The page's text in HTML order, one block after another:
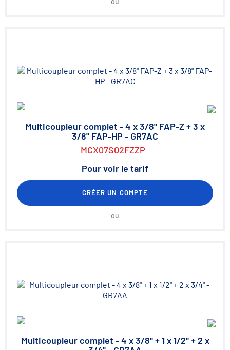
Multicoupleur complet - 4 x 3/8" FAP-Z + 3 x
3/8" FAP-HP - GR7AC
MCX07S02FZZP
Pour voir le tarif
CRÉER UN COMPTE
ou
Multicoupleur complet - 4 x 3/8" + 1 x 1/2" + 2 x